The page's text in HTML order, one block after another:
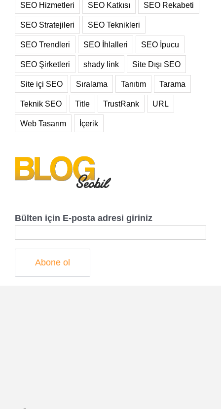
SEO Hizmetleri SEO Katkısı SEO Rekabeti
SEO Stratejileri SEO Teknikleri
SEO Trendleri SEO İhlalleri SEO İpucu
SEO Şirketleri shady link Site Dışı SEO
Site içi SEO Sıralama Tanıtım Tarama
Teknik SEO Title TrustRank URL
Web Tasarım İçerik
Bülten için E-posta adresi giriniz